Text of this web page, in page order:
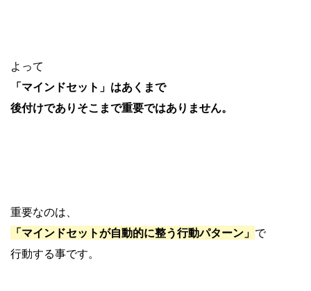
よって
「マインドセット」はあくまで
後付けでありそこまで重要ではありません。
重要なのは、
「マインドセットが自動的に整う行動パターン」 で
行動する事です。